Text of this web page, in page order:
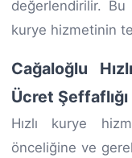
değerlendirilir. Bu
kurye hizmetinin
Cağaloğlu
Ücret Şeffaflığı
Hızlı kurye
önceliğine ve